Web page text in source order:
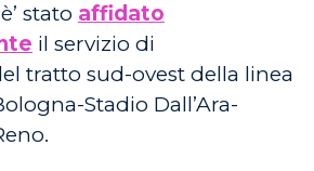
stato affidato
il servizio di
tratto sud-ovest della linea
Stadio Dall’Ara-